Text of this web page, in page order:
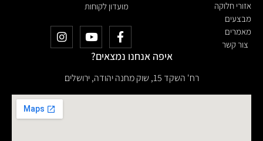
אזורי חלוקה
מבצעים
מאמרים
צור קשר
מועדון לקוחות
איפה אנחנו נמצאים?
רח' השקד 15, שוק מחנה יהודה, ירושלים